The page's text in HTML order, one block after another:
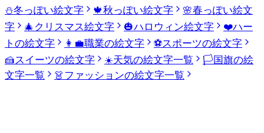
⛄冬っぽい絵文字 🍁秋っぽい絵文字 🌸春っぽい絵文
字
🎄 クリスマス絵文字 🎃ハロウィン絵文字 ❤️ハー
トの絵文字
👩‍💼職業の絵文字 ⚽スポーツの絵文字
🍰スイーツの絵文字 ☀️天気の絵文字一覧 🏳️国旗の絵
文字一覧
👗ファッションの絵文字一覧